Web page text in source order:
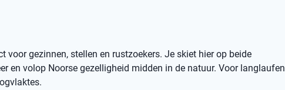
gezinnen, stellen en rustzoekers. Je skiet hier op beide
en volop Noorse gezelligheid midden in de natuur. Voor langlaufen